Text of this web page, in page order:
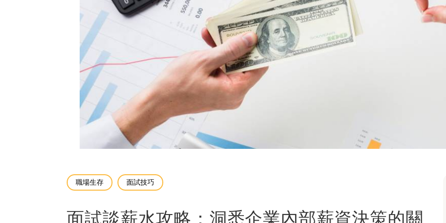
職場生存 面試技巧
面試談薪水攻略：洞悉企業內部薪資決策的關